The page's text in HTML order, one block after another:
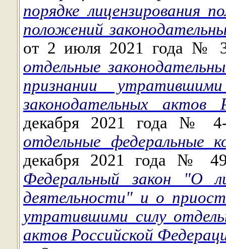
порядке лицензирования
положений
от 2 июля 2021 года №
отдельные
признании
законодательных актов
декабря 2021 года №
отдельные федеральные
декабря 2021 года №
Федеральный закон "О
деятельности" и о
утратившими силу
актов Российской